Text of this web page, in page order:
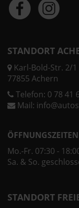
STANDORT
Karl-Bold-Str. 2/1
77855 Achern
Telefon: 0 78 41
Mail:
Mo.-Fr. 07:30 -
Sa. & So.
STANDORT